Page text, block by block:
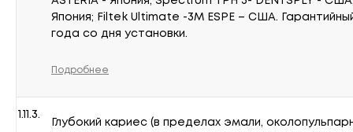
Япония; Filtek Ultimate -3M ESPE – США.
года со дня установки.
Подробнее
1.11.3.
Глубокий кариес (в пределах эмали,